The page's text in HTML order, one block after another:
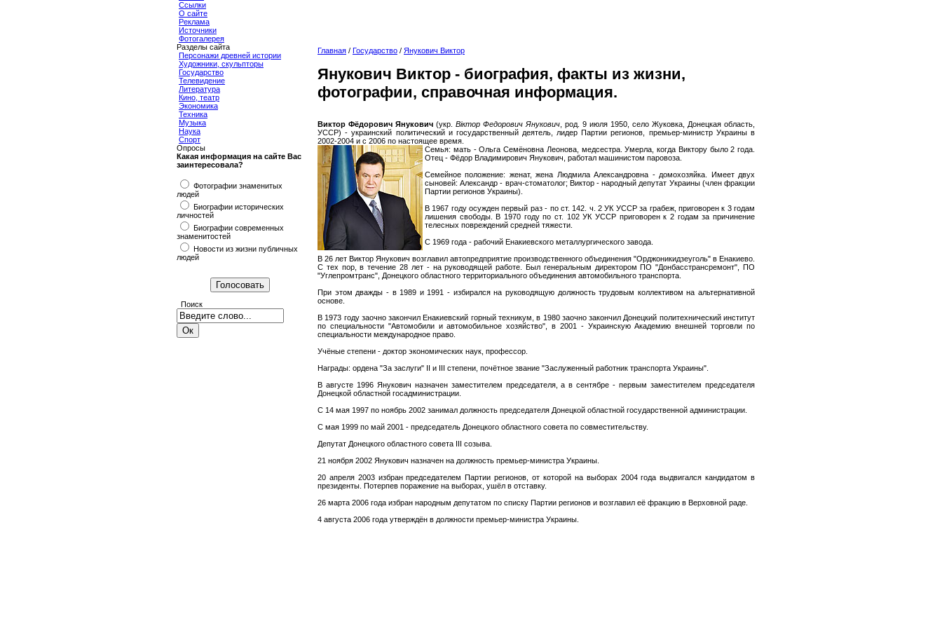
Ссылки
О сайте
Реклама
Источники
Фотогалерея
Разделы сайта
Персонажи древней истории
Художники, скульпторы
Государство
Телевидение
Литература
Кино, театр
Экономика
Техника
Музыка
Наука
Спорт
Опросы
Какая информация на сайте Вас
заинтересовала?
Фотографии знаменитых
людей
Биографии исторических
личностей
Биографии современных
знаменитостей
Новости из жизни публичных
людей
Поиск
Главная / Государство / Янукович Виктор
Янукович Виктор - биография, факты из жизни,
фотографии, справочная информация.
Виктор Фёдорович Янукович (укр. Віктор Федорович Янукович, род. 9 июля 1950, село Жуковка, Донецкая область,
УССР) - украинский политический и государственный деятель, лидер Партии регионов, премьер-министр Украины в
2002-2004 и с 2006 по настоящее время.
Семья: мать - Ольга Семёновна Леонова, медсестра. Умерла, когда Виктору было 2 года.
Отец - Фёдор Владимирович Янукович, работал машинистом паровоза.
Семейное положение: женат, жена Людмила Александровна - домохозяйка. Имеет двух
сыновей: Александр - врач-стоматолог; Виктор - народный депутат Украины (член фракции
Партии регионов Украины).
В 1967 году осужден первый раз - по ст. 142. ч. 2 УК УССР за грабеж, приговорен к 3 годам
лишения свободы. В 1970 году по ст. 102 УК УССР приговорен к 2 годам за причинение
телесных повреждений средней тяжести.
С 1969 года - рабочий Енакиевского металлургического завода.
В 26 лет Виктор Янукович возглавил автопредприятие производственного объединения "Орджоникидзеуголь" в Енакиево.
С тех пор, в течение 28 лет - на руководящей работе. Был генеральным директором ПО "Донбасстрансремонт", ПО
"Углепромтранс", Донецкого областного территориального объединения автомобильного транспорта.
При этом дважды - в 1989 и 1991 - избирался на руководящую должность трудовым коллективом на альтернативной
основе.
В 1973 году заочно закончил Енакиевский горный техникум, в 1980 заочно закончил Донецкий политехнический институт
по специальности "Автомобили и автомобильное хозяйство", в 2001 - Украинскую Академию внешней торговли по
специальности международное право.
Учёные степени - доктор экономических наук, профессор.
Награды: ордена "За заслуги" II и III степени, почётное звание "Заслуженный работник транспорта Украины".
В августе 1996 Янукович назначен заместителем председателя, а в сентябре - первым заместителем председателя
Донецкой областной госадминистрации.
С 14 мая 1997 по ноябрь 2002 занимал должность председателя Донецкой областной государственной администрации.
С мая 1999 по май 2001 - председатель Донецкого областного совета по совместительству.
Депутат Донецкого областного совета III созыва.
21 ноября 2002 Янукович назначен на должность премьер-министра Украины.
20 апреля 2003 избран председателем Партии регионов, от которой на выборах 2004 года выдвигался кандидатом в
президенты. Потерпев поражение на выборах, ушёл в отставку.
26 марта 2006 года избран народным депутатом по списку Партии регионов и возглавил её фракцию в Верховной раде.
4 августа 2006 года утверждён в должности премьер-министра Украины.